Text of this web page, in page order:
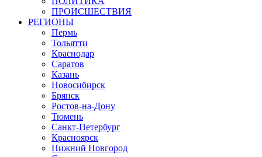
ПРОИСШЕСТВИЯ
РЕГИОНЫ
Пермь
Тольятти
Краснодар
Саратов
Казань
Новосибирск
Брянск
Ростов-на-Дону
Тюмень
Санкт-Петербург
Красноярск
Нижний Новгород